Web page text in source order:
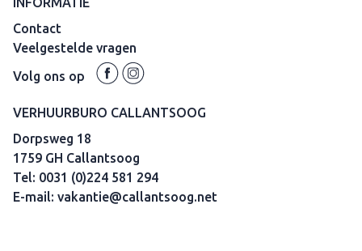
Contact
Veelgestelde vragen
Volg ons op
VERHUURBURO CALLANTSOOG
Dorpsweg 18
1759 GH Callantsoog
Tel: 0031 (0)224 581 294
E-mail: vakantie@callantsoog.net